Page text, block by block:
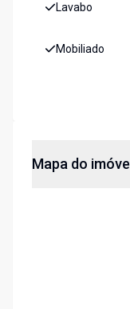
Lavabo
Mobiliado
Mapa do imóvel